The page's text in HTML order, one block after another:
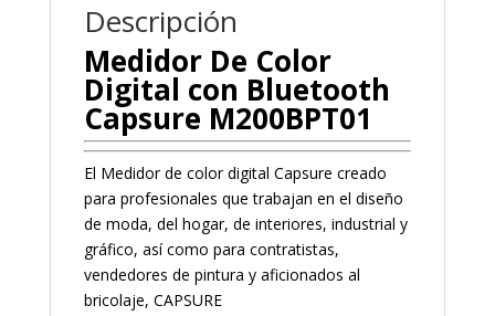
Descripción
Medidor De Color
Digital con Bluetooth
Capsure M200BPT01
El Medidor de color digital Capsure creado
para profesionales que trabajan en el diseño
de moda, del hogar, de interiores, industrial y
gráfico, así como para contratistas,
vendedores de pintura y aficionados al
bricolaje, CAPSURE